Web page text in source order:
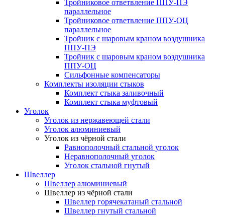
Тройниковое ответвление ППУ-ПЭ
параллельное
Тройниковое ответвление ППУ-ОЦ
параллельное
Тройник с шаровым краном воздушника
ППУ-ПЭ
Тройник с шаровым краном воздушника
ППУ-ОЦ
Сильфонные компенсаторы
Комплекты изоляции стыков
Комплект стыка заливочный
Комплект стыка муфтовый
Уголок
Уголок из нержавеющей стали
Уголок алюминиевый
Уголок из чёрной стали
Равнополочный стальной уголок
Неравнополочный уголок
Уголок стальной гнутый
Швеллер
Швеллер алюминиевый
Швеллер из чёрной стали
Швеллер горячекатаный стальной
Швеллер гнутый стальной